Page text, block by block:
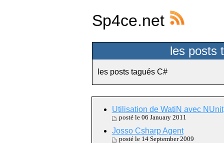
Sp4ce.net
les posts
les posts tagués C#
Utilisation de WatiN avec NUnit
posté le 06 January 2011
Josso Csharp Agent
posté le 14 September 2009